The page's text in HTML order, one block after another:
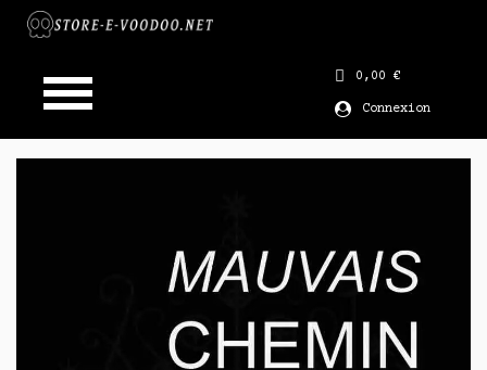
0,00 €
Connexion